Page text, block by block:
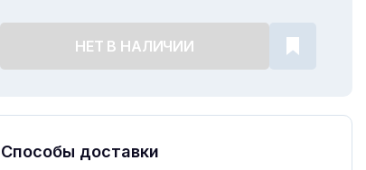
НЕТ В НАЛИЧИИ
Способы доставки